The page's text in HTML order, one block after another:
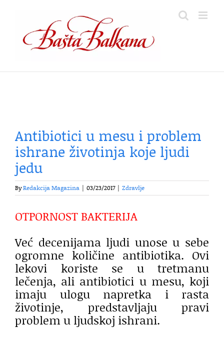
content
Antibiotici u mesu i problem
ishrane životinja koje ljudi
jedu
ByRedakcija Magazina 03/23/2017 Zdravlje
OTPORNOST BAKTERIJA
Već decenijama ljudi unose u sebe
ogromne količine antibiotika. Ovi
lekovi koriste se u tretmanu
lečenja, ali antibiotici u mesu, koji
imaju ulogu napretka i rasta
životinje, predstavljaju pravi
problem u ljudskoj ishrani.